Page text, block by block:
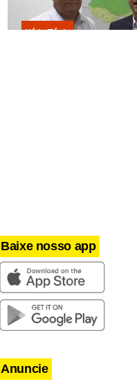
Kátia Flávia
Baixe nosso app
Anuncie